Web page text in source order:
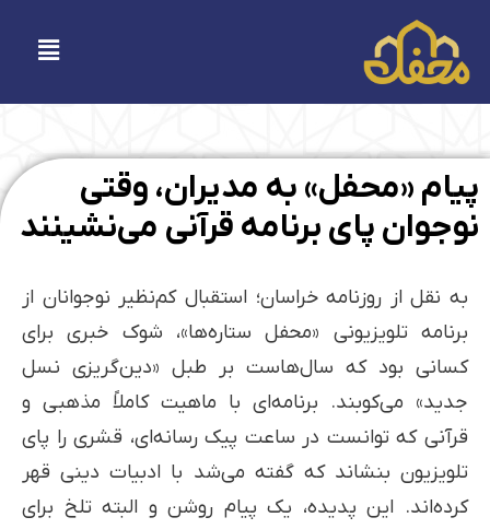
محتوا
پیام «محفل» به مدیران، وقتی
نوجوان پای برنامه قرآنی می‌نشینند
به نقل از روزنامه خراسان؛ استقبال کم‌نظیر نوجوانان از
برنامه تلویزیونی «محفل ستاره‌ها»، شوک خبری برای
کسانی بود که سال‌هاست بر طبل «دین‌گریزی نسل
جدید» می‌کوبند. برنامه‌ای با ماهیت کاملاً مذهبی و
قرآنی که توانست در ساعت پیک رسانه‌ای، قشری را پای
تلویزیون بنشاند که گفته می‌شد با ادبیات دینی قهر
کرده‌اند. این پدیده، یک پیام روشن و البته تلخ برای